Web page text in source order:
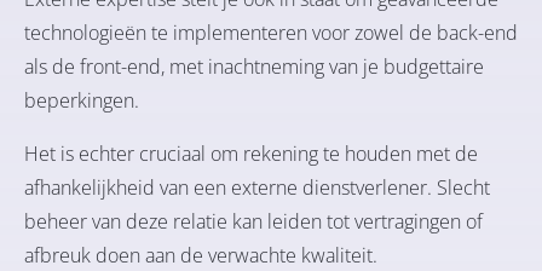
technologieën te implementeren voor zowel de back-end
als de front-end, met inachtneming van je budgettaire
beperkingen.
Het is echter cruciaal om rekening te houden met de
afhankelijkheid van een externe dienstverlener. Slecht
beheer van deze relatie kan leiden tot vertragingen of
afbreuk doen aan de verwachte kwaliteit.